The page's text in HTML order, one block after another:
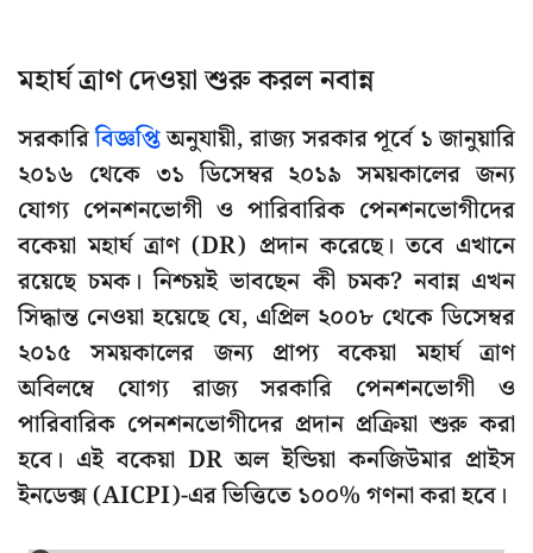
মহার্ঘ ত্রাণ দেওয়া শুরু করল নবান্ন
সরকারিবিজ্ঞপ্তিঅনুযায়ী, রাজ্য সরকার পূর্বে ১ জানুয়ারি
২০১৬ থেকে ৩১ ডিসেম্বর ২০১৯ সময়কালের জন্য
যোগ্য পেনশনভোগী ও পারিবারিক পেনশনভোগীদের
বকেয়া মহার্ঘ ত্রাণ (DR) প্রদান করেছে। তবে এখানে
রয়েছে চমক। নিশ্চয়ই ভাবছেন কী চমক? নবান্ন এখন
সিদ্ধান্ত নেওয়া হয়েছে যে, এপ্রিল ২০০৮ থেকে ডিসেম্বর
২০১৫ সময়কালের জন্য প্রাপ্য বকেয়া মহার্ঘ ত্রাণ
অবিলম্বে যোগ্য রাজ্য সরকারি পেনশনভোগী ও
পারিবারিক পেনশনভোগীদের প্রদান প্রক্রিয়া শুরু করা
হবে। এই বকেয়া DR অল ইন্ডিয়া কনজিউমার প্রাইস
ইনডেক্স (AICPI)-এর ভিত্তিতে ১০০% গণনা করা হবে।